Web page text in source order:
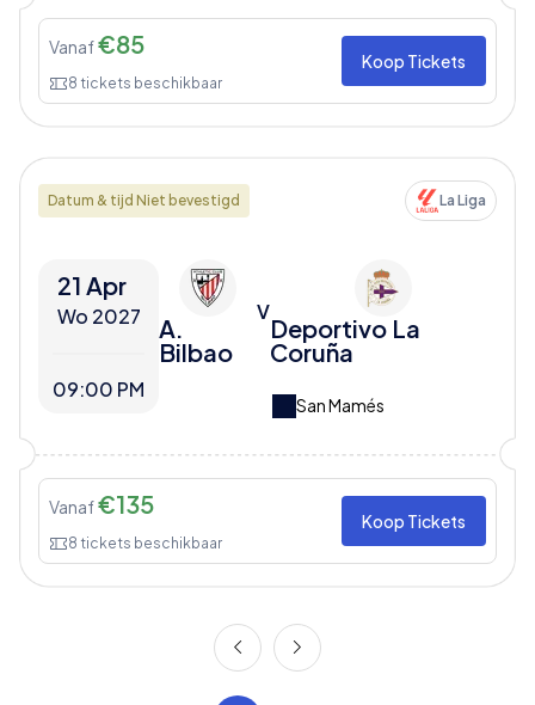
Vanaf€85
8 tickets beschikbaar
Koop Tickets
Datum & tijd Niet bevestigd La Liga
21 Apr
Wo 2027
09:00 PM
A.
Bilbao
V
Deportivo La
Coruña
San Mamés
Vanaf€135
8 tickets beschikbaar
Koop Tickets